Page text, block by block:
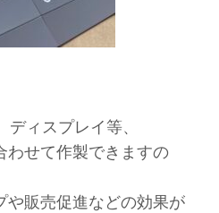
ディスプレイ等、
わせて作製できますの
や販売促進などの効果が